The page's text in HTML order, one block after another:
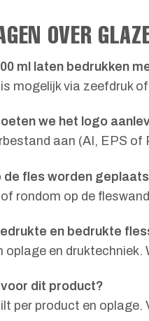
OVER
ml laten bedrukken
mogelijk via zeefdruk
we het logo
aan (AI, EPS
de fles worden
rondom op de
en bedrukte
oplage en
dit product?
per product en